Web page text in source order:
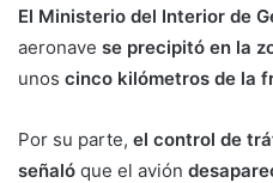
El Ministerio del Interior de
aeronave se precipitó en la
unos cinco kilómetros de la
Por su parte, el control de
señaló que el avión